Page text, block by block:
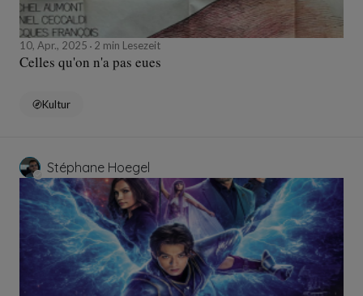
10, Apr., 2025 2 min Lesezeit
Celles qu'on n'a pas eues
Kultur
Stéphane Hoegel